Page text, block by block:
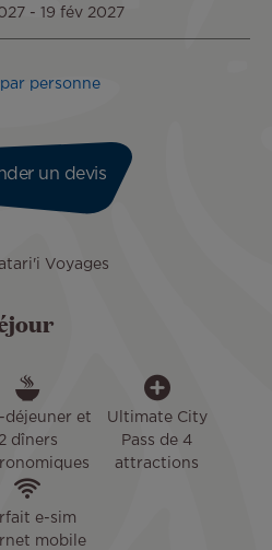
par personne
- 19 fév 2027
Voyages
un devis
déjeuner et
2 dîners
Ultimate City
Pass de 4
attractions
e-sim
mobile